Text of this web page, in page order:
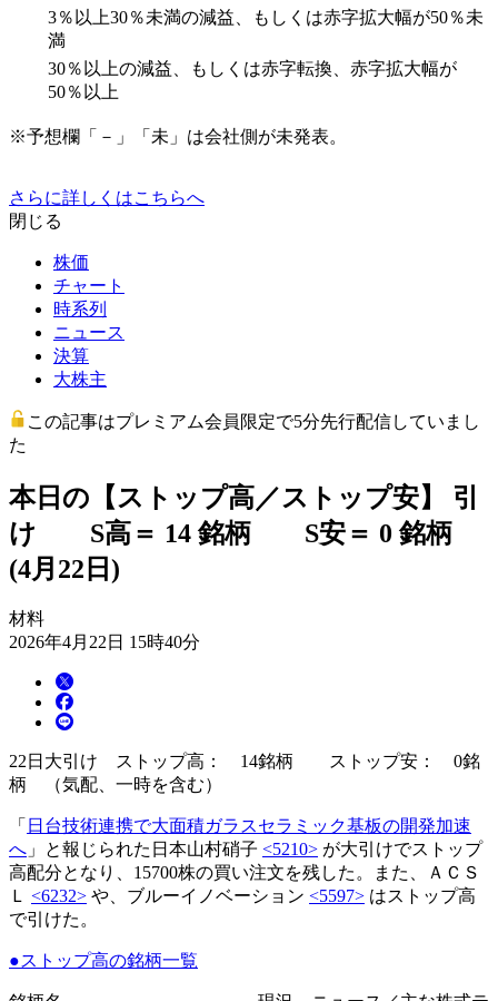
3％以上30％未満の減益、もしくは赤字拡大幅が50％未
満
30％以上の減益、もしくは赤字転換、赤字拡大幅が
50％以上
※予想欄「－」「未」は会社側が未発表。
さらに詳しくはこちらへ
閉じる
株価
チャート
時系列
ニュース
決算
大株主
この記事はプレミアム会員限定で5分先行配信していまし
た
本日の【ストップ高／ストップ安】 引
け S高＝ 14 銘柄 S安＝ 0 銘柄
(4月22日)
材料
2026年4月22日 15時40分
22日大引け ストップ高： 14銘柄 ストップ安： 0銘
柄 （気配、一時を含む）
「 日台技術連携で大面積ガラスセラミック基板の開発加速
へ 」と報じられた日本山村硝子 <5210> が大引けでストップ
高配分となり、15700株の買い注文を残した。また、ＡＣＳ
Ｌ <6232> や、ブルーイノベーション <5597> はストップ高
で引けた。
●ストップ高の銘柄一覧